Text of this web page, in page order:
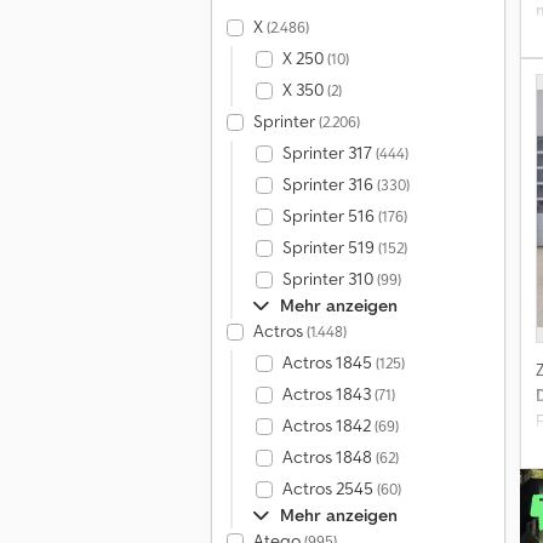
X(2.486)
X 250(10)
X 350(2)
Sprinter(2.206)
Sprinter 317(444)
Sprinter 316(330)
Sprinter 516(176)
Sprinter 519 (152)
Sprinter 310(99)
Mehr anzeigen
Actros(1.448)
Actros 1845 (125)
Actros 1843(71)
Actros 1842(69)
Actros 1848 (62)
Actros 2545 (60)
Mehr anzeigen